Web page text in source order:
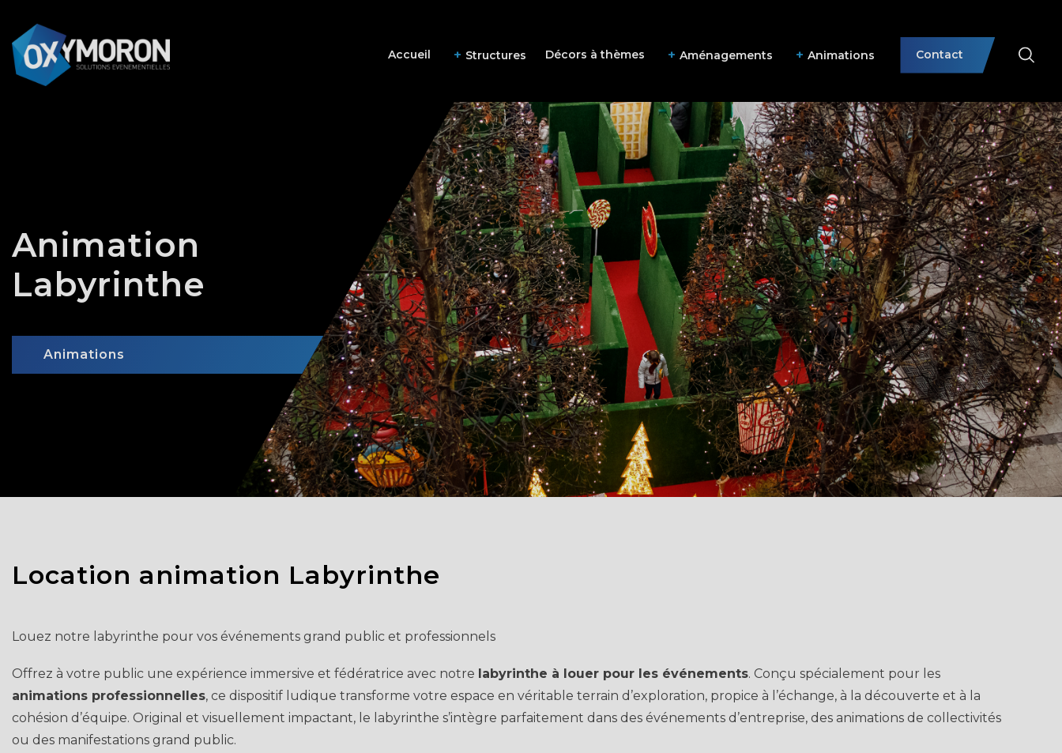
Accueil Structures Décors à thèmes Aménagements Animations Contact
Animation
Labyrinthe
Animations
Location animation Labyrinthe
Louez notre labyrinthe pour vos événements grand public et professionnels
Offrez à votre public une expérience immersive et fédératrice avec notre labyrinthe à louer pour les événements. Conçu spécialement pour les
animations professionnelles, ce dispositif ludique transforme votre espace en véritable terrain d’exploration, propice à l’échange, à la découverte et à la
cohésion d’équipe. Original et visuellement impactant, le labyrinthe s’intègre parfaitement dans des événements d’entreprise, des animations de collectivités
ou des manifestations grand public.